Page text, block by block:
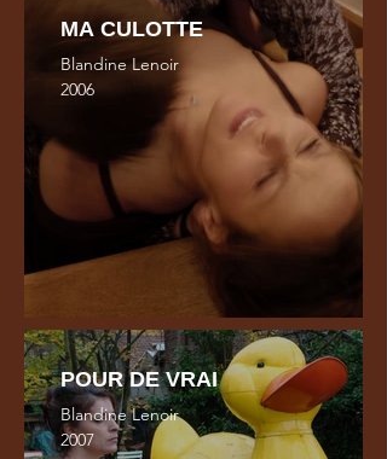
MA CULOTTE
Blandine Lenoir
2006
POUR DE VRAI
Blandine Lenoir
2007